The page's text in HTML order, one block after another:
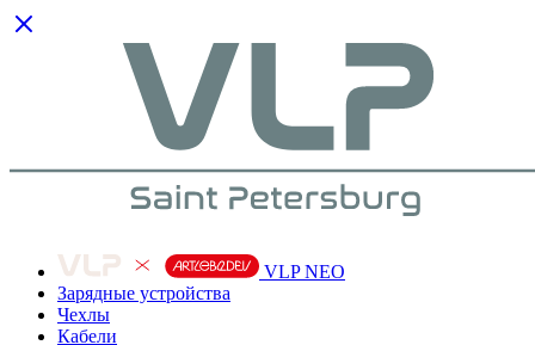
VLP NEO
Зарядные устройства
Чехлы
Кабели